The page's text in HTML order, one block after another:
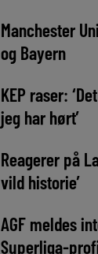
Manchester
og Bayern
KEP raser:
jeg har hørt’
Reagerer på
vild historie’
AGF meldes
Superliga-